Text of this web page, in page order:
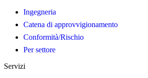
Ingegneria
Catena di approvvigionamento
Conformità/Rischio
Per settore
Servizi